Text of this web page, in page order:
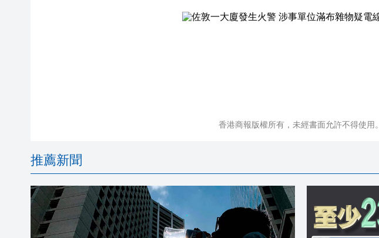
香港商報版權所有，未經書面允許不得使用。
推薦新聞